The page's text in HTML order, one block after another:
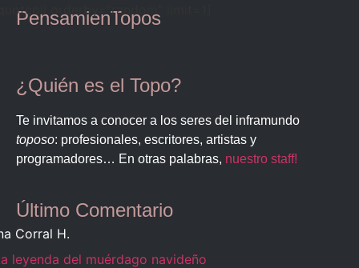
PensamienTopos
orderby="random" limit=1]
¿Quién es el Topo?
Te invitamos a conocer a los seres del inframundo
toposo: profesionales, escritores, artistas y
programadores… En otras palabras, nuestro staff!
Último Comentario
Corral H.
leyenda del muérdago navideño